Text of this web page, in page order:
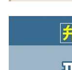
刑事事件